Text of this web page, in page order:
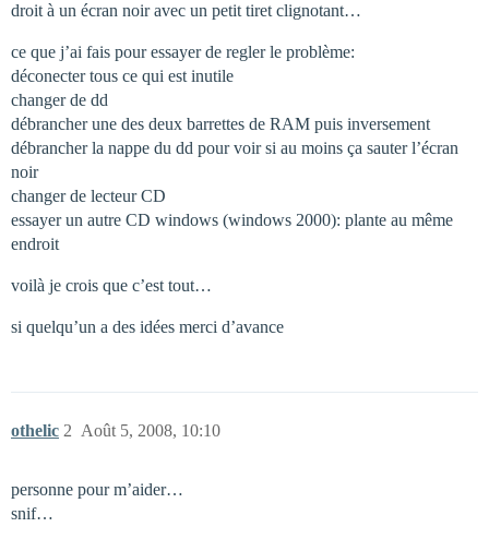
droit à un écran noir avec un petit tiret clignotant…
ce que j’ai fais pour essayer de regler le problème:
déconecter tous ce qui est inutile
changer de dd
débrancher une des deux barrettes de RAM puis inversement
débrancher la nappe du dd pour voir si au moins ça sauter l’écran
noir
changer de lecteur CD
essayer un autre CD windows (windows 2000): plante au même
endroit
voilà je crois que c’est tout…
si quelqu’un a des idées merci d’avance
othelic Août 5, 2008, 10:10
2
personne pour m’aider…
snif…